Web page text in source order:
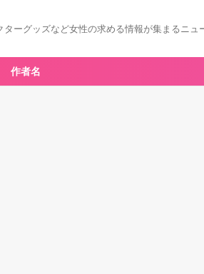
ターグッズなど女性の求める情報が集まるニュ
作者名